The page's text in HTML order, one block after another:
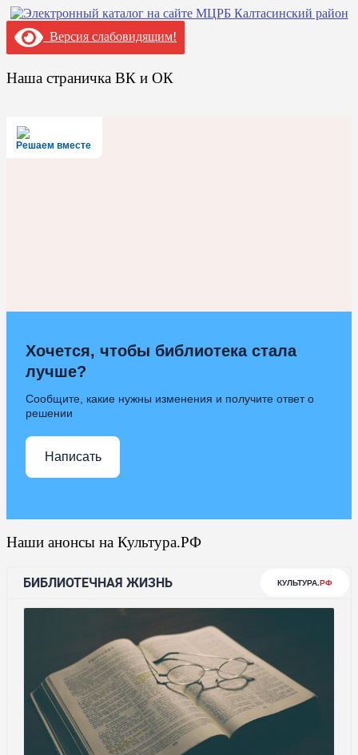
Версия слабовидящим!
Наша страничка ВК и ОК
Решаем вместе
Хочется, чтобы библиотека стала
лучше?
Сообщите, какие нужны изменения и получите ответ о
решении
Написать
Наши анонсы на Культура.РФ